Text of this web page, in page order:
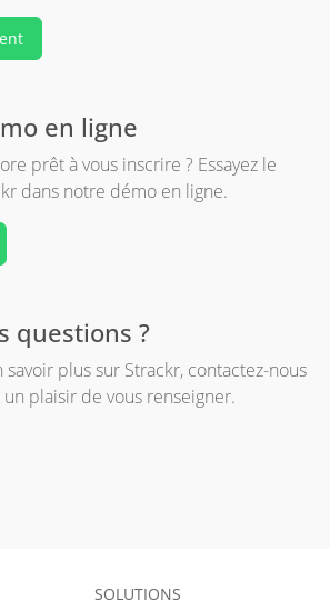
en ligne
prêt à vous inscrire ? Essayez le
dans notre démo en ligne.
questions ?
savoir plus sur Strackr, contactez-nous
plaisir de vous renseigner.
SOLUTIONS